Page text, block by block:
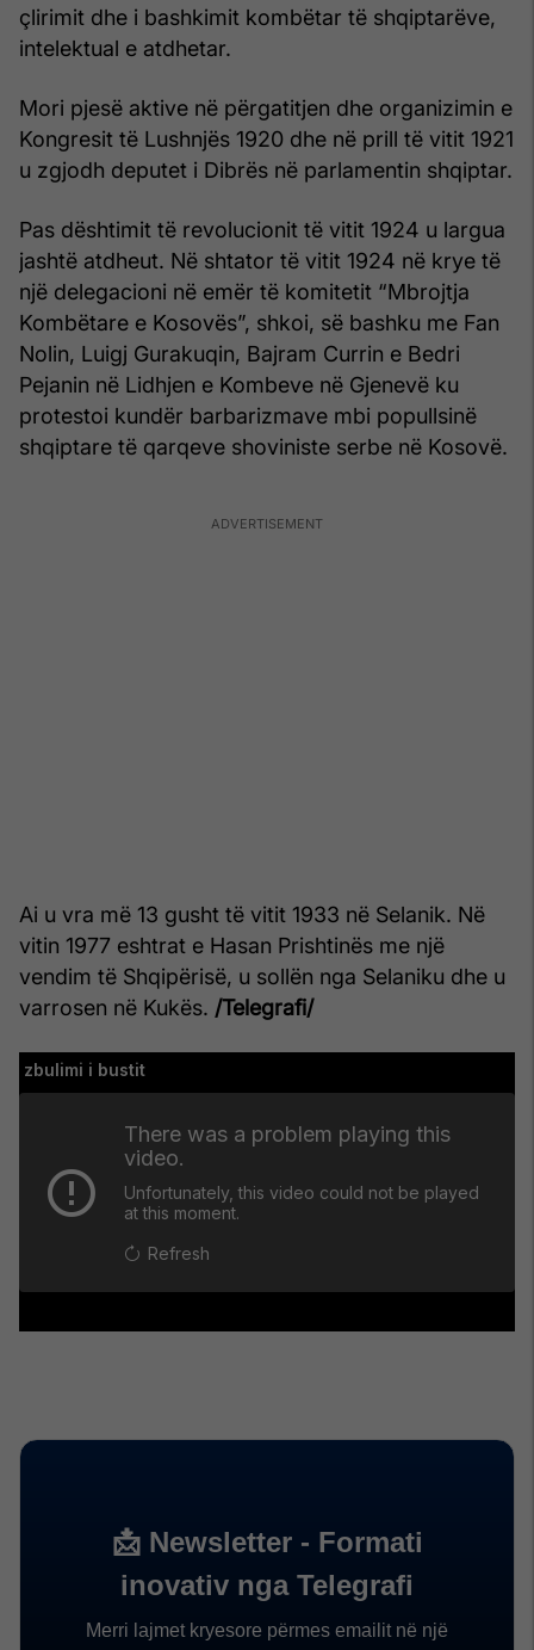
çlirimit dhe i bashkimit kombëtar të shqiptarëve,
intelektual e atdhetar.
Mori pjesë aktive në përgatitjen dhe organizimin e
Kongresit të Lushnjës 1920 dhe në prill të vitit 1921
u zgjodh deputet i Dibrës në parlamentin shqiptar.
Pas dështimit të revolucionit të vitit 1924 u largua
jashtë atdheut. Në shtator të vitit 1924 në krye të
një delegacioni në emër të komitetit “Mbrojtja
Kombëtare e Kosovës”, shkoi, së bashku me Fan
Nolin, Luigj Gurakuqin, Bajram Currin e Bedri
Pejanin në Lidhjen e Kombeve në Gjenevë ku
protestoi kundër barbarizmave mbi popullsinë
shqiptare të qarqeve shoviniste serbe në Kosovë.
Ai u vra më 13 gusht të vitit 1933 në Selanik. Në
vitin 1977 eshtrat e Hasan Prishtinës me një
vendim të Shqipërisë, u sollën nga Selaniku dhe u
varrosen në Kukës. /Telegrafi/